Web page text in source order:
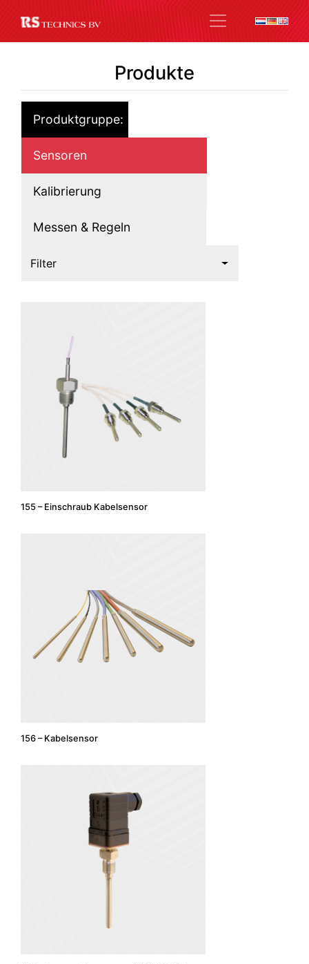
Produkte
Produktgruppe:
Sensoren
Kalibrierung
Messen & Regeln
Filter
155 – Einschraub Kabelsensor
156 – Kabelsensor